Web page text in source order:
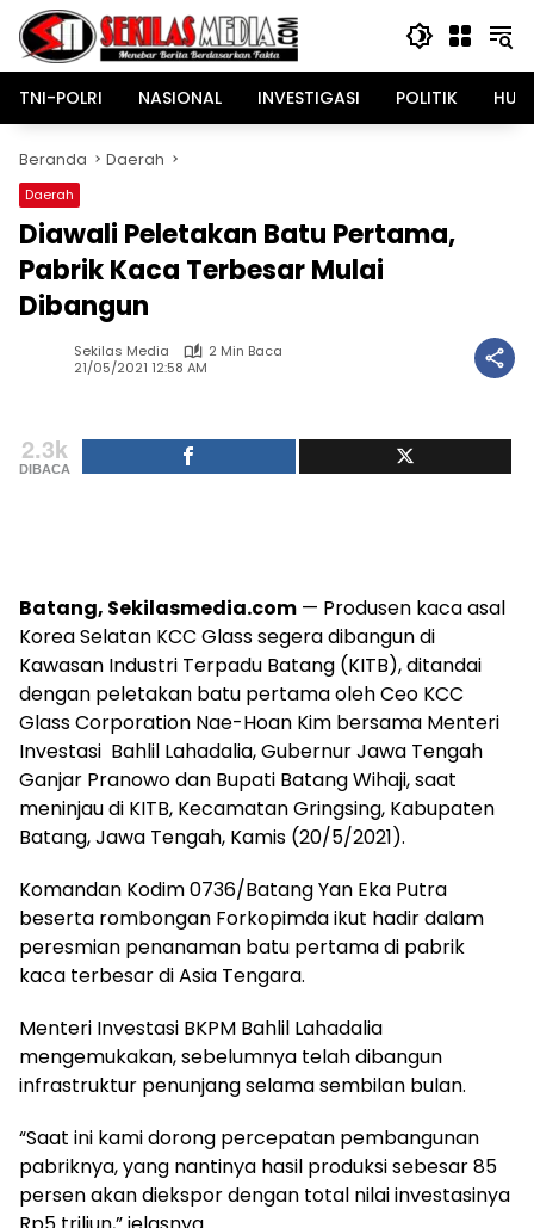
Langsung
konten
TNI-POLRI
NASIONAL INVESTIGASI POLITIK
Beranda Daerah
Daerah
Diawali Peletakan Batu Pertama,
Pabrik Kaca Terbesar Mulai
Dibangun
Sekilas Media
2 Min Baca
21/05/2021 12:58 AM
2.3k
DIBACA
Batang, Sekilasmedia.com — Produsen kaca asal
Korea Selatan KCC Glass segera dibangun di
Kawasan Industri Terpadu Batang (KITB), ditandai
dengan peletakan batu pertama oleh Ceo KCC
Glass Corporation Nae-Hoan Kim bersama Menteri
Investasi Bahlil Lahadalia, Gubernur Jawa Tengah
Ganjar Pranowo dan Bupati Batang Wihaji, saat
meninjau di KITB, Kecamatan Gringsing, Kabupaten
Batang, Jawa Tengah, Kamis (20/5/2021).
Komandan Kodim 0736/Batang Yan Eka Putra
beserta rombongan Forkopimda ikut hadir dalam
peresmian penanaman batu pertama di pabrik
kaca terbesar di Asia Tengara.
Menteri Investasi BKPM Bahlil Lahadalia
mengemukakan, sebelumnya telah dibangun
infrastruktur penunjang selama sembilan bulan.
“Saat ini kami dorong percepatan pembangunan
pabriknya, yang nantinya hasil produksi sebesar 85
persen akan diekspor dengan total nilai investasinya